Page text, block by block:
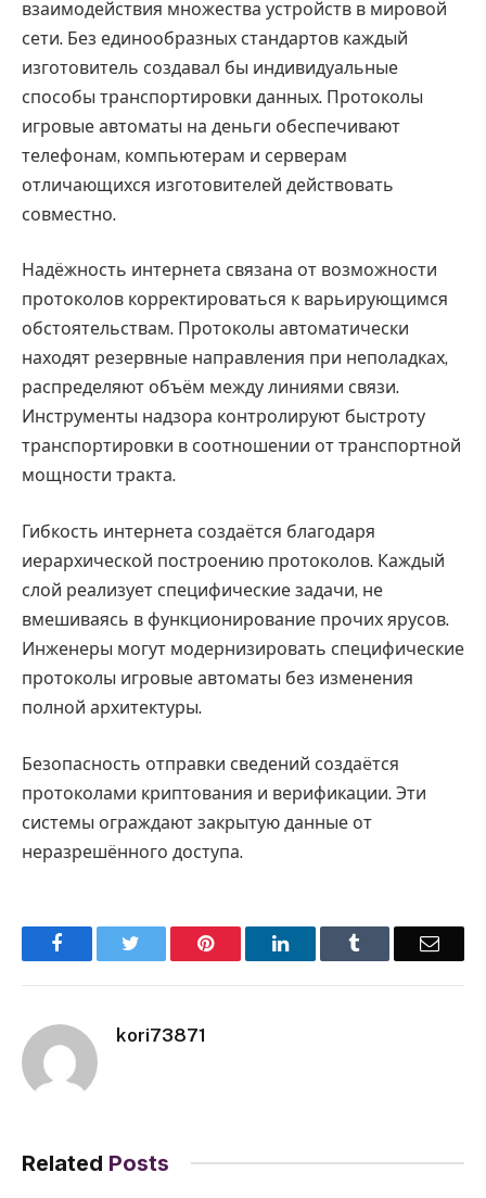
взаимодействия множества устройств в мировой
сети. Без единообразных стандартов каждый
изготовитель создавал бы индивидуальные
способы транспортировки данных. Протоколы
игровые автоматы на деньги обеспечивают
телефонам, компьютерам и серверам
отличающихся изготовителей действовать
совместно.
Надёжность интернета связана от возможности
протоколов корректироваться к варьирующимся
обстоятельствам. Протоколы автоматически
находят резервные направления при неполадках,
распределяют объём между линиями связи.
Инструменты надзора контролируют быстроту
транспортировки в соотношении от транспортной
мощности тракта.
Гибкость интернета создаётся благодаря
иерархической построению протоколов. Каждый
слой реализует специфические задачи, не
вмешиваясь в функционирование прочих ярусов.
Инженеры могут модернизировать специфические
протоколы игровые автоматы без изменения
полной архитектуры.
Безопасность отправки сведений создаётся
протоколами криптования и верификации. Эти
системы ограждают закрытую данные от
неразрешённого доступа.
Facebook Pinterest LinkedIn Email
kori73871
Related Posts